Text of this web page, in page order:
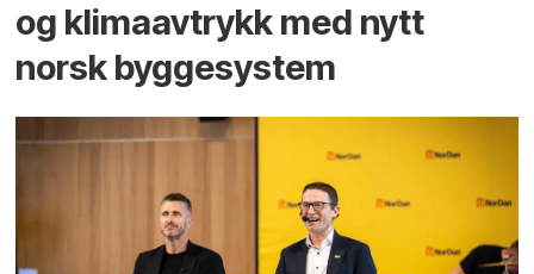
og klima­avtrykk med nytt
norsk bygge­system